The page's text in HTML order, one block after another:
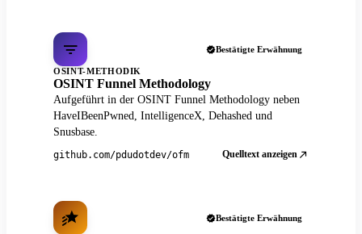
Bestätigte Erwähnung
OSINT-METHODIK
OSINT Funnel Methodology
Aufgeführt in der OSINT Funnel Methodology neben
HaveIBeenPwned, IntelligenceX, Dehashed und
Snusbase.
github.com/pdudotdev/ofm Quelltext anzeigen
Bestätigte Erwähnung